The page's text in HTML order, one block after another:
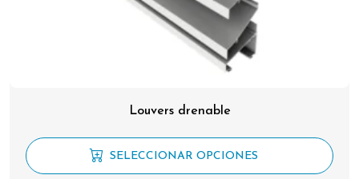
Louvers drenable
SELECCIONAR OPCIONES